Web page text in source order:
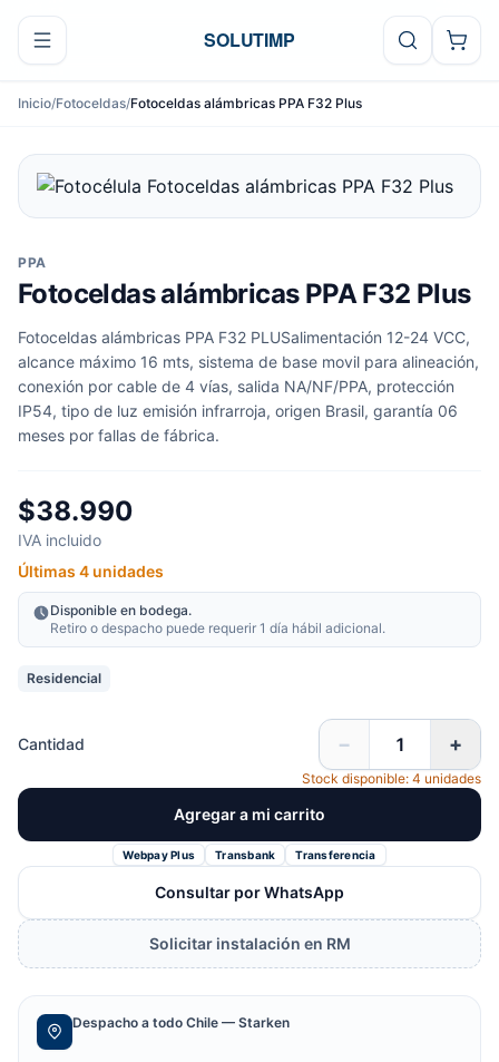
Ir al contenido
SOLUTIMP
Inicio/Fotoceldas/Fotoceldas alámbricas PPA F32 Plus
PPA
Fotoceldas alámbricas PPA F32 Plus
Fotoceldas alámbricas PPA F32 PLUSalimentación 12-24 VCC,
alcance máximo 16 mts, sistema de base movil para alineación,
conexión por cable de 4 vías, salida NA/NF/PPA, protección
IP54, tipo de luz emisión infrarroja, origen Brasil, garantía 06
meses por fallas de fábrica.
$38.990
IVA incluido
Últimas 4 unidades
Disponible en bodega.
Retiro o despacho puede requerir 1 día hábil adicional.
Residencial
Cantidad − +
Stock disponible: 4 unidades
Agregar a mi carrito
Webpay Plus Transbank Transferencia
Consultar por WhatsApp
Solicitar instalación en RM
Despacho a todo Chile — Starken